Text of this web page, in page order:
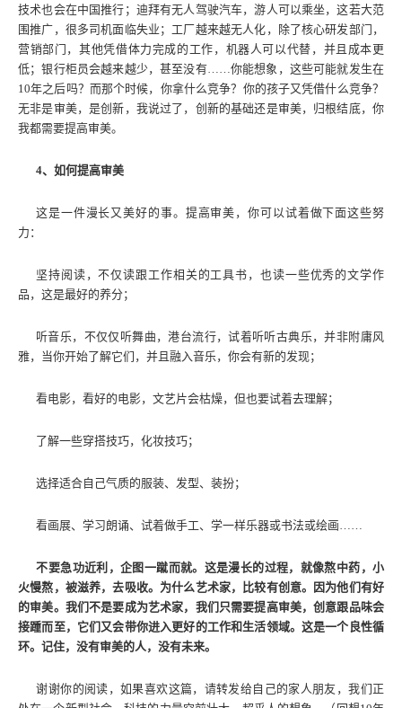
技术也会在中国推行；迪拜有无人驾驶汽车，游人可以乘坐，这若大范
围推广，很多司机面临失业；工厂越来越无人化，除了核心研发部门，
营销部门，其他凭借体力完成的工作，机器人可以代替，并且成本更
低；银行柜员会越来越少，甚至没有……你能想象，这些可能就发生在
10年之后吗？而那个时候，你拿什么竞争？你的孩子又凭借什么竞争？
无非是审美，是创新，我说过了，创新的基础还是审美，归根结底，你
我都需要提高审美。
4、如何提高审美
这是一件漫长又美好的事。提高审美，你可以试着做下面这些努
力：
坚持阅读，不仅读跟工作相关的工具书，也读一些优秀的文学作
品，这是最好的养分；
听音乐，不仅仅听舞曲，港台流行，试着听听古典乐，并非附庸风
雅，当你开始了解它们，并且融入音乐，你会有新的发现；
看电影，看好的电影，文艺片会枯燥，但也要试着去理解；
了解一些穿搭技巧，化妆技巧；
选择适合自己气质的服装、发型、装扮；
看画展、学习朗诵、试着做手工、学一样乐器或书法或绘画……
不要急功近利，企图一蹴而就。这是漫长的过程，就像熬中药，小
火慢熬，被滋养，去吸收。为什么艺术家，比较有创意。因为他们有好
的审美。我们不是要成为艺术家，我们只需要提高审美，创意跟品味会
接踵而至，它们又会带你进入更好的工作和生活领域。这是一个良性循
环。记住，没有审美的人，没有未来。
谢谢你的阅读，如果喜欢这篇，请转发给自己的家人朋友，我们正